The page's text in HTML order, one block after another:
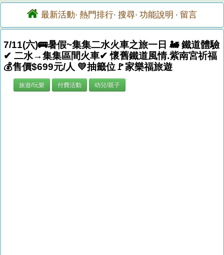
最新活動· 熱門排行· 搜尋· 功能說明 · 留言
7/11(六)🚌暑假~集集二水火車之旅一日 🚂 鐵道體驗
✔ 二水→集集區間火車✔ 懷舊鐵道風情.紫南宮祈福
💰售價$699元/人 💛抽籤位🚩家樂福旅遊
旅遊/玩樂 付費活動 幼兒/親子